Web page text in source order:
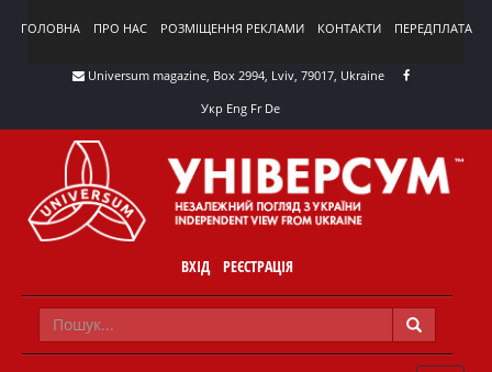
ГОЛОВНА ПРО НАС РОЗМІЩЕННЯ РЕКЛАМИ КОНТАКТИ ПЕРЕДПЛАТА
Universum magazine, Box 2994, Lviv, 79017, Ukraine
Укр Eng Fr De
ВХІД РЕЄСТРАЦІЯ